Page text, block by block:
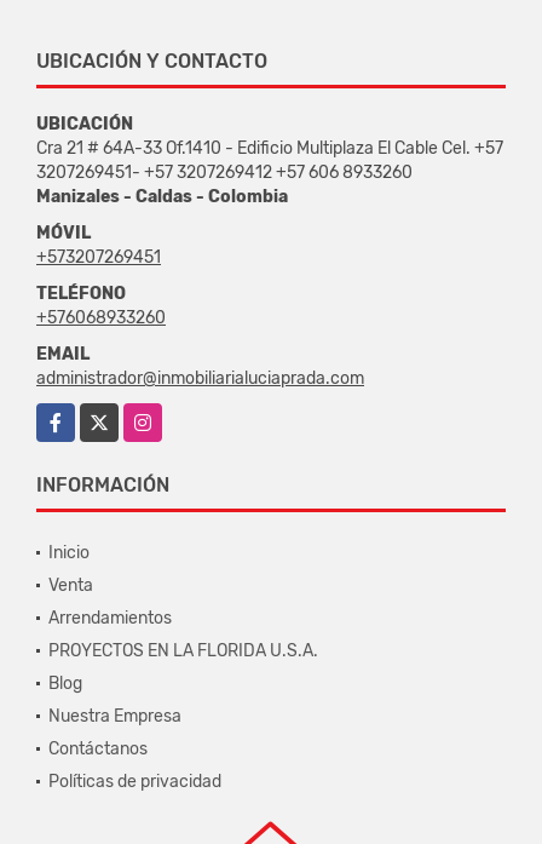
UBICACIÓN Y CONTACTO
UBICACIÓN
Cra 21 # 64A-33 Of.1410 - Edificio Multiplaza El Cable Cel. +57
3207269451- +57 3207269412 +57 606 8933260
Manizales - Caldas - Colombia
MÓVIL
+573207269451
TELÉFONO
+576068933260
EMAIL
administrador@inmobiliarialuciaprada.com
Facebook
Instagram
INFORMACIÓN
Inicio
Venta
Arrendamientos
PROYECTOS EN LA FLORIDA U.S.A.
Blog
Nuestra Empresa
Contáctanos
Políticas de privacidad